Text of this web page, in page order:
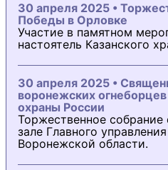
30 апреля 2025 •
Победы в Орловке
Участие в памятном
настоятель Казанского
30 апреля 2025 •
воронежских
охраны России
Торжественное
зале Главного
Воронежской области.